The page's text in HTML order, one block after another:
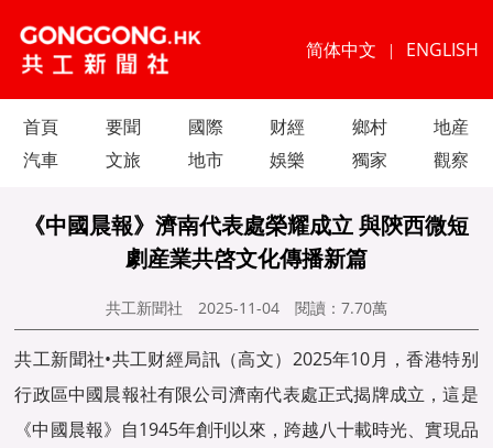
简体中文 | ENGLISH
首頁 要聞 國際 财經 鄉村
地産
汽車
文旅 地市 娛樂 獨家 觀察
《中國晨報》濟南代表處榮耀成立 與陝西微短
劇産業共啓文化傳播新篇
共工新聞社 2025-11-04 閱讀： 7.70萬
共工新聞社•共工财經局訊（高文）2025年10月，香港特别
行政區中國晨報社有限公司濟南代表處正式揭牌成立，這是
《中國晨報》自1945年創刊以來，跨越八十載時光、實現品